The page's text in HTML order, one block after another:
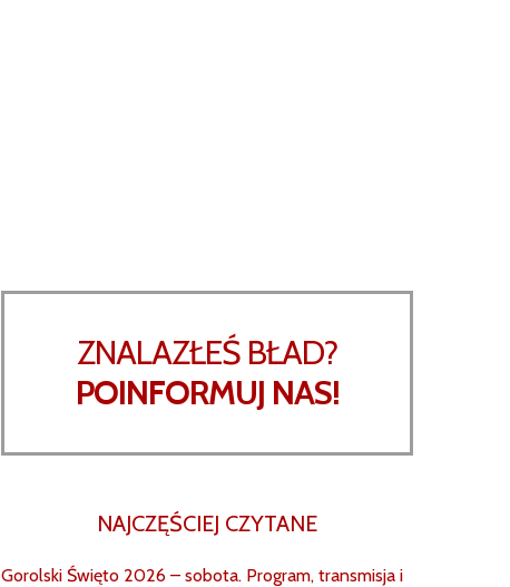
ZNALAZŁEŚ BŁAD?
POINFORMUJ NAS!
NAJCZĘŚCIEJ CZYTANE
Gorolski Święto 2026 – sobota. Program, transmisja i